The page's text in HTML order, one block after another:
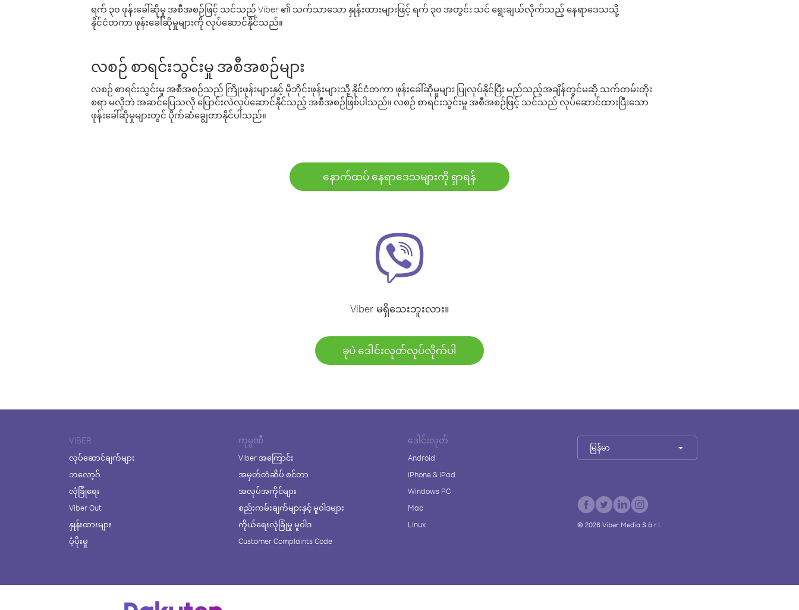
ရက် ၃၀ ဖုန်းခေါ်ဆိုမှု အစီအစဉ်ဖြင့် သင်သည် Viber ၏ သက်သာသော နှုန်းထားများဖြင့် ရက် ၃၀ အတွင်း သင် ရွေးချယ်လိုက်သည့် နေရာဒေသသို့
နိုင်ငံတကာ ဖုန်းခေါ်ဆိုမှုများကို လုပ်ဆောင်နိုင်သည်။
လစဉ် စာရင်းသွင်းမှု အစီအစဉ်များ
လစဉ် စာရင်းသွင်းမှု အစီအစဉ်သည် ကြိုးဖုန်းများနှင့် မိုဘိုင်းဖုန်းများသို့ နိုင်ငံတကာ ဖုန်းခေါ်ဆိုမှုများ ပြုလုပ်နိုင်ပြီး မည်သည့်အချိန်တွင်မဆို သက်တမ်းတိုး
စရာ မလိုဘဲ အဆင်ပြေသလို ပြောင်းလဲလုပ်ဆောင်နိုင်သည့် အစီအစဉ်ဖြစ်ပါသည်။ လစဉ် စာရင်းသွင်းမှု အစီအစဉ်ဖြင့် သင်သည် လုပ်ဆောင်ထားပြီးသော
ဖုန်းခေါ်ဆိုမှုများတွင် ပိုက်ဆံချွေတာနိုင်ပါသည်။
နောက်ထပ် နေရာဒေသများကို ရှာရန်
Viber မရှိသေးဘူးလား။
ခုပဲ ဒေါင်းလုတ်လုပ်လိုက်ပါ
VIBER
လုပ်ဆောင်ချက်များ
ဘလော့ဂ်
လုံခြုံရေး
Viber Out
နှုန်းထားများ
ပံ့ပိုးမှု
ကုမ္ပဏီ
Viber အကြောင်း
အမှတ်တံဆိပ် စင်တာ
အလုပ်အကိုင်များ
စည်းကမ်းချက်များနှင့် မူဝါဒများ
ကိုယ်ရေးလုံခြုံမှု မူဝါဒ
Customer Complaints Code
ဒေါင်းလုတ်
Android
iPhone & iPad
Windows PC
Mac
Linux
မြန်မာ
© 2026 Viber Media S.à r.l.